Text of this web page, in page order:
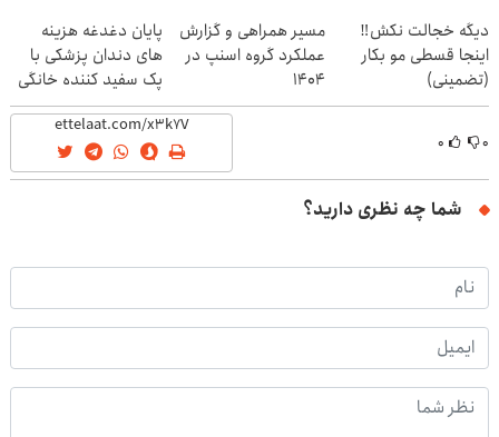
دیگه خجالت نکش‼️
اینجا قسطی مو بکار
(تضمینی)
مسیر همراهی و گزارش
عملکرد گروه اسنپ در
۱۴۰۴
پایان دغدغه هزینه
های دندان پزشکی با
پک سفید کننده خانگی
۰ ۰
شما چه نظری دارید؟